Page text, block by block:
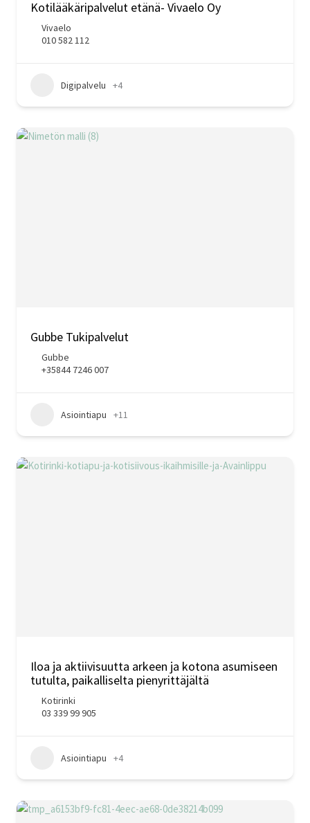
Kotilääkäripalvelut etänä- Vivaelo Oy
Vivaelo
010 582 112
Digipalvelu +4
Gubbe Tukipalvelut
Gubbe
+35844 7246 007
Asiointiapu +11
Iloa ja aktiivisuutta arkeen ja kotona asumiseen
tutulta, paikalliselta pienyrittäjältä
Kotirinki
03 339 99 905
Asiointiapu +4